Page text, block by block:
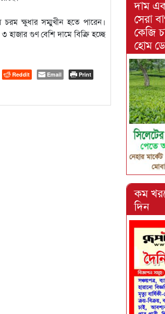
ক্ষুধার সম্মুখীন হতে পারেন।
গুণ বেশি দামে বিক্রি হচ্ছে
Reddit Email Print
দাম
সেরা
কেজি
হোম
কম
দিন